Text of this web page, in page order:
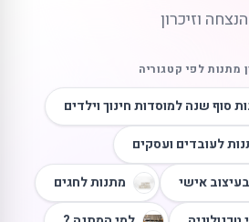
הנצחה וזיכרון
מתנות לפי קטגוריה
סוף שנה למוסדות חינוך וילדים
לעובדים ועסקים
אישי
מתנות לחגים